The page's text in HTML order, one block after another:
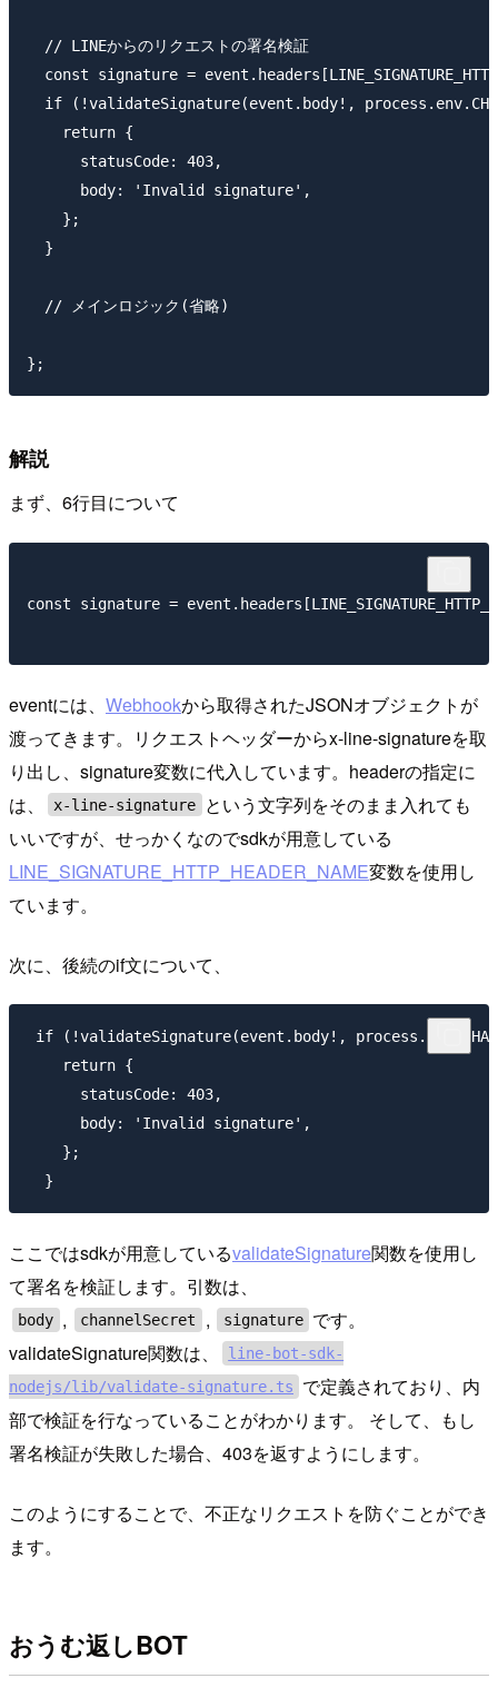
  // LINEからのリクエストの署名検証
const signature =
if (!validateSignature(event.body!,
    return {
      statusCode: 403,
      body: 'Invalid signature',
    };
  }
  // メインロジック(省略)
解説
まず、6行目について
const signature =
eventには、 Webhookから取得されたJSONオブジェクトが
渡ってきます。リクエストヘッダーからx-line-signatureを取
り出し、signature変数に代入しています。headerの指定に
は、
x-line-signature
という文字列をそのまま入れても
いいですが、せっかくなのでsdkが用意している
LINE_SIGNATURE_HTTP_HEADER_NAME変数を使用し
ています。
次に、後続のif文について、
if (!validateSignature(event.body!,
    return {
      statusCode: 403,
      body: 'Invalid signature',
    };
ここではsdkが用意しているvalidateSignature関数を使用し
て署名を検証します。引数は、
body , channelSecret , signature です。
validateSignature関数は、
line-bot-sdk-
nodejs/lib/validate-signature.ts
で定義されており、内
部で検証を行なっていることがわかります。 そして、もし
署名検証が失敗した場合、403を返すようにします。
このようにすることで、不正なリクエストを防ぐことができ
ます。
おうむ返しBOT